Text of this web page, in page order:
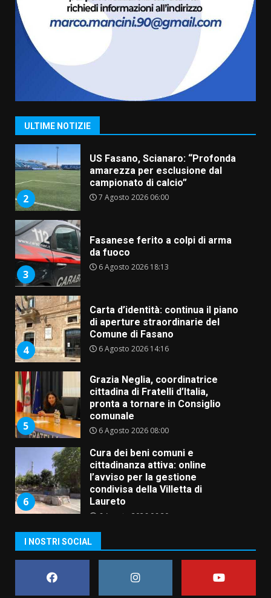
ULTIME NOTIZIE
La magia del Minareto e la prima
assoluta de “L’Albergo
Belvedere. Il rapimento”
6 Agosto 2026 06:15
1
“I Contestatori: Musica di
Rivoluzione”: nuovo
appuntamento con “Fasano in
2
US Fasano, Scianaro: “Profonda
amarezza per esclusione dal
campionato di calcio”
7 Agosto 2026 06:00
3
Fasanese ferito a colpi di arma
da fuoco
6 Agosto 2026 18:13
4
Carta d’identità: continua il piano
di aperture straordinarie del
Comune di Fasano
6 Agosto 2026 14:16
5
Grazia Neglia, coordinatrice
cittadina di Fratelli d’Italia,
pronta a tornare in Consiglio
comunale
6 Agosto 2026 08:00
6
Cura dei beni comuni e
cittadinanza attiva: online
l’avviso per la gestione
condivisa della Villetta di
Laureto
6 Agosto 2026 06:20
assoluta de “L’Albergo
Belvedere. Il rapimento”
6 Agosto 2026 06:15
I NOSTRI SOCIAL